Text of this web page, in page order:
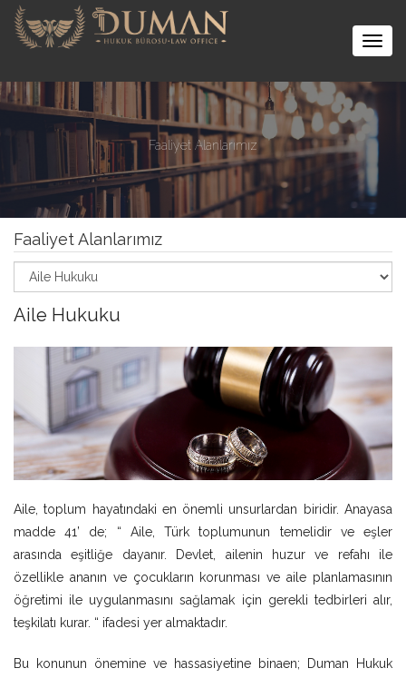
Faaliyet Alanlarımız
Faaliyet Alanlarımız
Aile Hukuku
Aile, toplum hayatındaki en önemli unsurlardan biridir. Anayasa
madde 41’ de; “ Aile, Türk toplumunun temelidir ve eşler
arasında eşitliğe dayanır. Devlet, ailenin huzur ve refahı ile
özellikle ananın ve çocukların korunması ve aile planlamasının
öğretimi ile uygulanmasını sağlamak için gerekli tedbirleri alır,
teşkilatı kurar. “ ifadesi yer almaktadır.
Bu konunun önemine ve hassasiyetine binaen; Duman Hukuk